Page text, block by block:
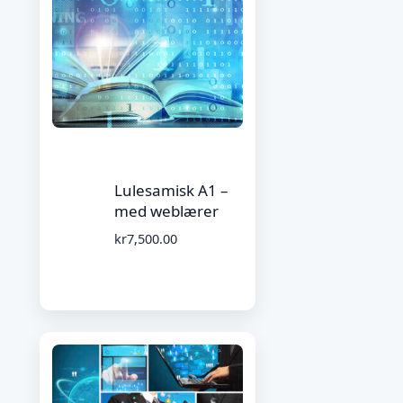
Lulesamisk A1 –
med weblærer
kr7,500.00